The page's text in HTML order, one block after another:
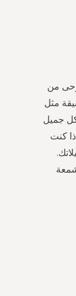
من
مثل
جميل
كنت
الشمعة